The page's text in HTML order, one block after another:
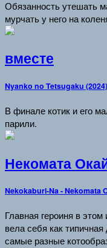
Обязанность утешать
мурчать у него на
вместе
Nyanko no Tetsugaku (2024)
В финале котик и его
парили.
Некомата
Nekokaburi-Na - Nekomata
Главная героиня в
вела себя как
самые разные